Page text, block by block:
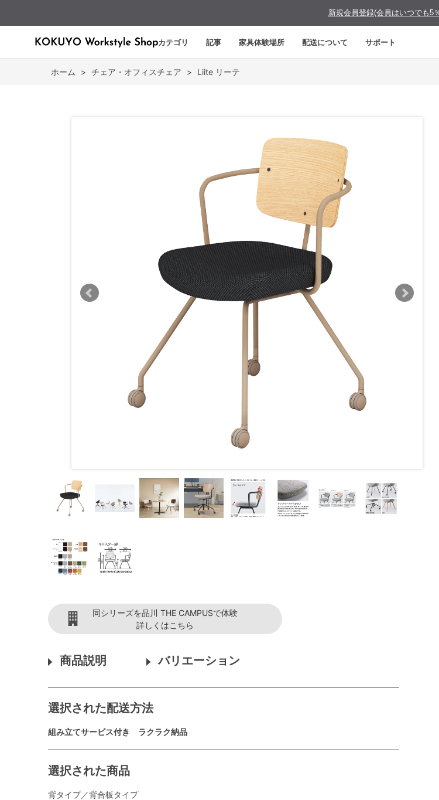
新規会員登録(会員はいつでも5
カテゴリ 記事 家具体験場所 配送について サポート
ホーム > チェア・オフィスチェア > Liite リーテ
同シリーズを品川 THE CAMPUSで体験
詳しくはこちら
商品説明 バリエーション
選択された配送方法
組み立てサービス付き ラクラク納品
選択された商品
背タイプ／背合板タイプ